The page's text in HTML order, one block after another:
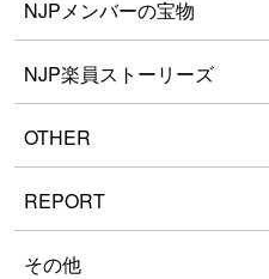
NJPメンバーの宝物
NJP楽員ストーリーズ
OTHER
REPORT
その他